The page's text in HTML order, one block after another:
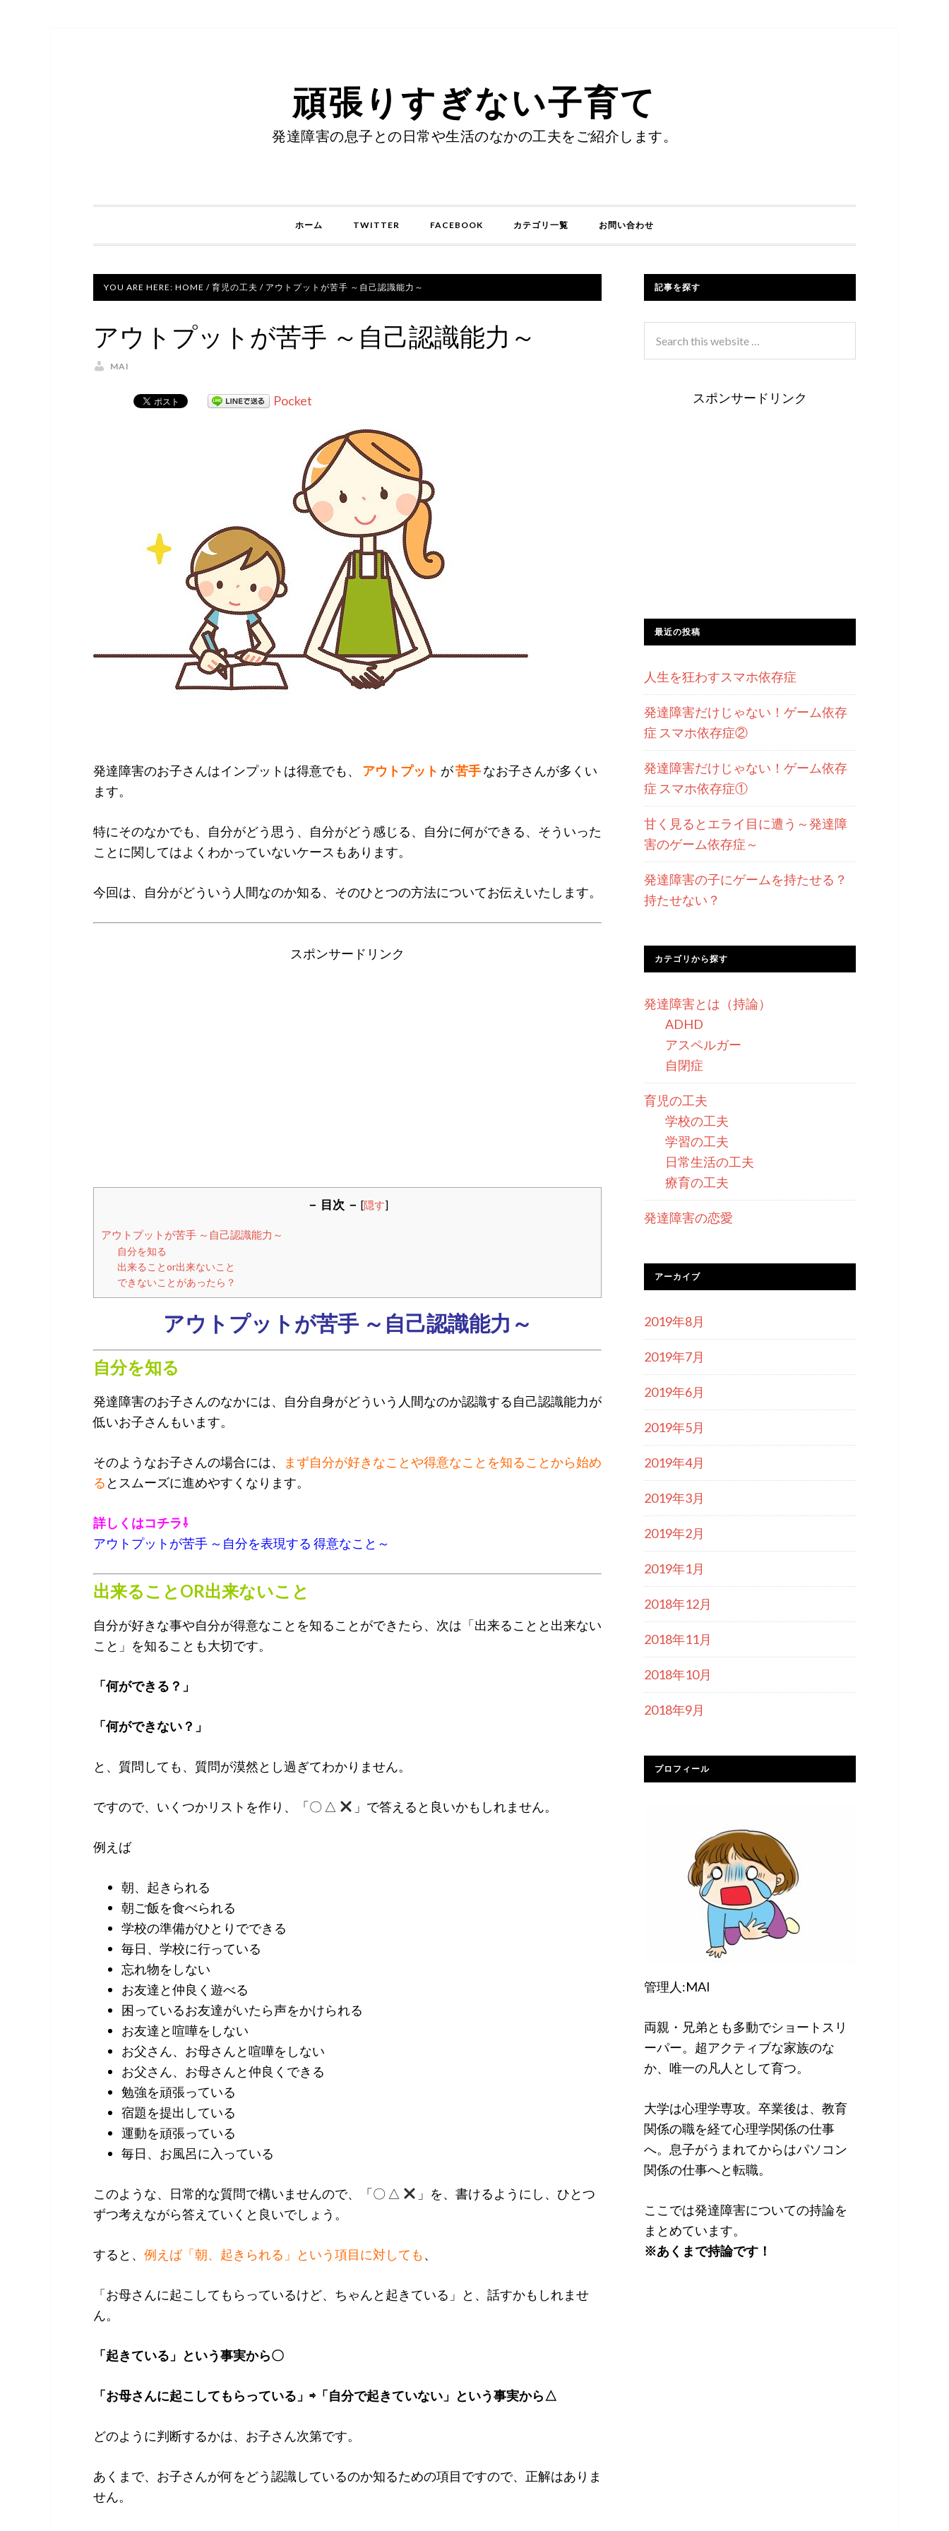
頑張りすぎない子育て
発達障害の息子との日常や生活のなかの工夫をご紹介します。
ホーム TWITTER FACEBOOK カテゴリ一覧 お問い合わせ
YOU ARE HERE: HOME / 育児の工夫 / アウトプットが苦手 ～自己認識能力～
アウトプットが苦手 ～自己認識能力～
MAI
Pocket
発達障害のお子さんはインプットは得意でも、 アウトプット が苦手なお子さんが多くい
ます。
特にそのなかでも、自分がどう思う、自分がどう感じる、自分に何ができる、そういった
ことに関してはよくわかっていないケースもあります。
今回は、自分がどういう人間なのか知る、そのひとつの方法についてお伝えいたします。
スポンサードリンク
－ 目次 － [隠す]
アウトプットが苦手 ～自己認識能力～
自分を知る
出来ることor出来ないこと
できないことがあったら？
アウトプットが苦手 ～自己認識能力～
自分を知る
発達障害のお子さんのなかには、自分自身がどういう人間なのか認識する自己認識能力が
低いお子さんもいます。
そのようなお子さんの場合には、
まず自分が好きなことや得意なことを知ることから始め
る とスムーズに進めやすくなります。
詳しくはコチラ⇩
アウトプットが苦手 ～自分を表現する 得意なこと～
出来ることOR出来ないこと
自分が好きな事や自分が得意なことを知ることができたら、次は「出来ることと出来ない
こと」を知ることも大切です。
「何ができる？」
「何ができない？」
と、質問しても、質問が漠然とし過ぎてわかりません。
ですので、いくつかリストを作り、「〇 △ 」で答えると良いかもしれません。
例えば
朝、起きられる
朝ご飯を食べられる
学校の準備がひとりでできる
毎日、学校に行っている
忘れ物をしない
お友達と仲良く遊べる
困っているお友達がいたら声をかけられる
お友達と喧嘩をしない
お父さん、お母さんと喧嘩をしない
お父さん、お母さんと仲良くできる
勉強を頑張っている
宿題を提出している
運動を頑張っている
毎日、お風呂に入っている
このような、日常的な質問で構いませんので、「〇 △
」を、書けるようにし、ひとつ
ずつ考えながら答えていくと良いでしょう。
すると、 例えば「朝、起きられる」という項目に対しても、
「お母さんに起こしてもらっているけど、ちゃんと起きている」と、話すかもしれませ
ん。
「起きている」という事実から〇
「お母さんに起こしてもらっている」⇨「自分で起きていない」という事実から△
どのように判断するかは、お子さん次第です。
あくまで、お子さんが何をどう認識しているのか知るための項目ですので、正解はありま
せん。
記事を探す
スポンサードリンク
最近の投稿
人生を狂わすスマホ依存症
発達障害だけじゃない！ゲーム依存
症 スマホ依存症②
発達障害だけじゃない！ゲーム依存
症 スマホ依存症①
甘く見るとエライ目に遭う～発達障
害のゲーム依存症～
発達障害の子にゲームを持たせる？
持たせない？
カテゴリから探す
発達障害とは（持論）
ADHD
アスペルガー
自閉症
育児の工夫
学校の工夫
学習の工夫
日常生活の工夫
療育の工夫
発達障害の恋愛
アーカイブ
2019年8月
2019年7月
2019年6月
2019年5月
2019年4月
2019年3月
2019年2月
2019年1月
2018年12月
2018年11月
2018年10月
2018年9月
プロフィール
管理人:MAI
両親・兄弟とも多動でショートスリ
ーパー。超アクティブな家族のな
か、唯一の凡人として育つ。
大学は心理学専攻。卒業後は、教育
関係の職を経て心理学関係の仕事
へ。息子がうまれてからはパソコン
関係の仕事へと転職。
ここでは発達障害についての持論を
まとめています。
※あくまで持論です！